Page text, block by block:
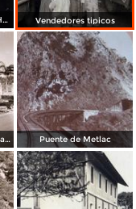
El Tunel por HUGO BREHME Vendedores tipicos
Avenida Venustiano Carranza Puente de Metlac